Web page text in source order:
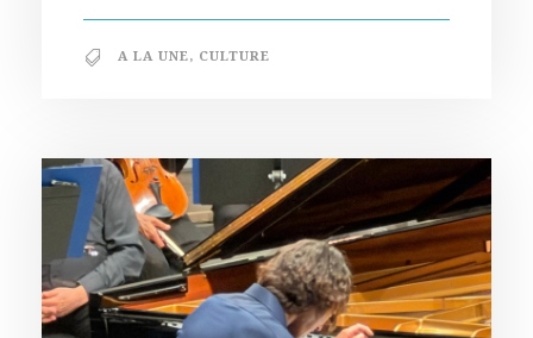
A LA UNE, CULTURE